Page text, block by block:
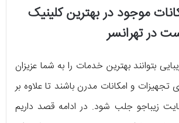
موجود در بهترین کلینیک
در تهرانسر
بتوانند بهترین خدمات را به شما عزیزان
تجهیزات و امکانات مدرن باشند تا علاوه بر
زیباجو جلب شود. در ادامه قصد داریم